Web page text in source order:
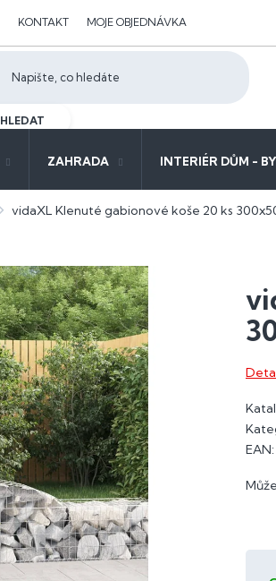
KONTAKT MOJE OBJEDNÁVKA
HLEDAT
ZAHRADA INTERIÉR DŮM -
vidaXL Klenuté gabionové koše 20 ks
EAN: